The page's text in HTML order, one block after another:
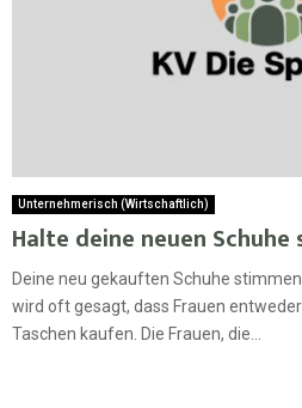
Unternehmerisch (Wirtschaftlich)
Halte deine neuen Schuhe
Deine neu gekauften Schuhe
wird oft gesagt, dass Frauen
Taschen kaufen. Die Frauen, die...